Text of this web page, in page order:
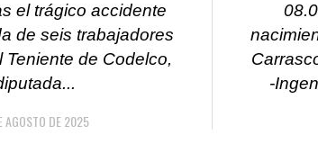
el trágico accidente
de seis trabajadores
Teniente de Codelco,
AGOSTO DE 2025
-